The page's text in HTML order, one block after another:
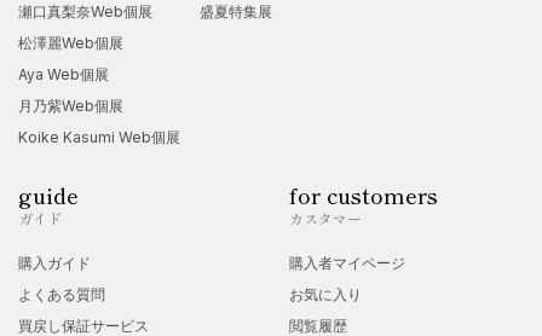
瀬口真梨奈Web個展
松澤麗Web個展
Aya Web個展
月乃紫Web個展
Koike Kasumi Web個展
盛夏特集展
guide
ガイド
購入ガイド
よくある質問
買戻し保証サービス
for customers
カスタマー
購入者マイページ
お気に入り
閲覧履歴